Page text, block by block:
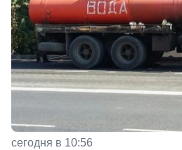
сегодня в 10:56